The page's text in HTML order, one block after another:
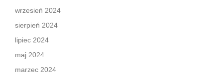
wrzesień 2024
sierpień 2024
lipiec 2024
maj 2024
marzec 2024